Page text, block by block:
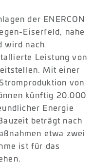
der ENERCON
Eiserfeld, nahe
wird nach
Leistung von
Mit einer
von
künftig 20.000
Energie
beträgt nach
etwa zwei
ist für das